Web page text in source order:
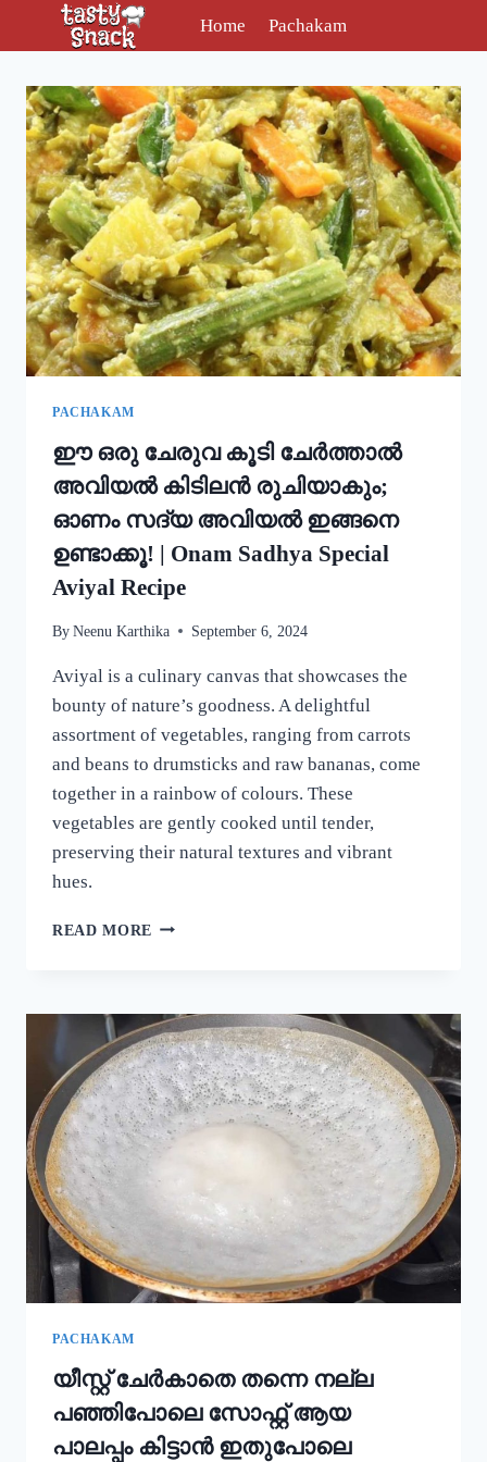
Home Pachakam
PACHAKAM
ഈ ഒരു ചേരുവ കൂടി ചേർത്താൽ
അവിയൽ കിടിലൻ രുചിയാകും;
ഓണം സദ്യ അവിയൽ ഇങ്ങനെ
ഉണ്ടാക്കൂ! | Onam Sadhya Special
Aviyal Recipe
By Neenu Karthika September 6, 2024
Aviyal is a culinary canvas that showcases the
bounty of nature’s goodness. A delightful
assortment of vegetables, ranging from carrots
and beans to drumsticks and raw bananas, come
together in a rainbow of colours. These
vegetables are gently cooked until tender,
preserving their natural textures and vibrant
hues.
READ MORE ഈ
ചേർത്താൽ
അവിയൽ
കിടിലൻ
രുചിയാകും;
ഓണം
സദ്യ
അവിയൽ
ഉണ്ടാക്കൂ!
SADHYA
SPECIAL
PACHAKAM
യീസ്റ്റ് ചേർകാതെ തന്നെ നല്ല
പഞ്ഞിപോലെ സോഫ്റ്റ് ആയ
പാലപ്പം കിട്ടാൻ ഇതുപോലെ